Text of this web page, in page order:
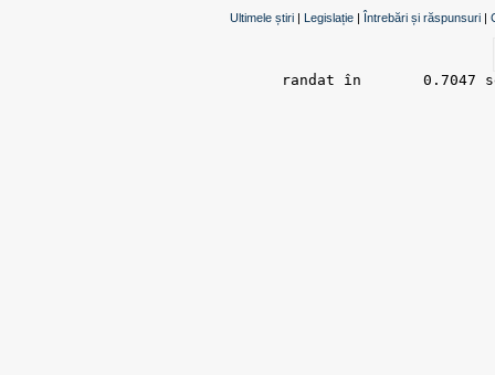
Ultimele știri | Legislație | Întrebări și răspunsuri |
randat în